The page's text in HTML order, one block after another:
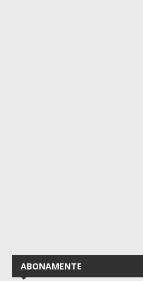
ABONAMENTE